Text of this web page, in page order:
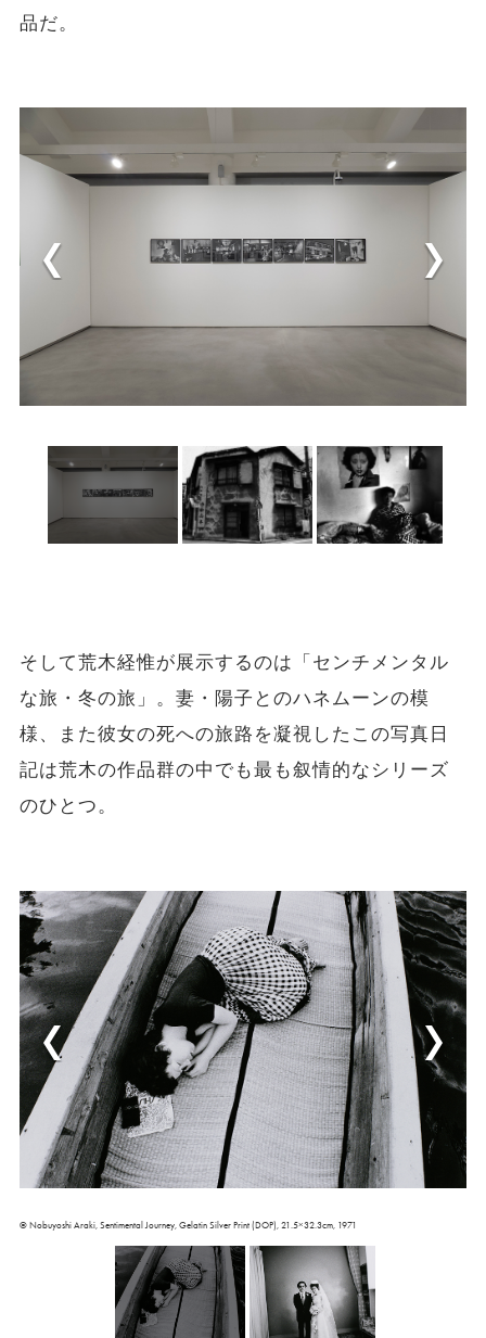
品だ。
そして荒木経惟が展示するのは「センチメンタル
な旅・冬の旅」。妻・陽子とのハネムーンの模
様、また彼女の死への旅路を凝視したこの写真日
記は荒木の作品群の中でも最も叙情的なシリーズ
のひとつ。
© Nobuyoshi Araki, Sentimental Journey, Gelatin Silver Print (DOP), 21.5×32.3cm, 1971